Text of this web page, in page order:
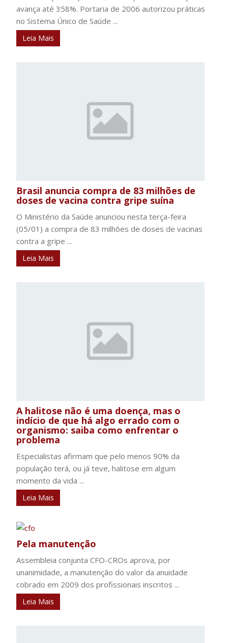
avança até 358%. Portaria de 2006 autorizou práticas
no Sistema Único de Saúde ...
Leia Mais
Brasil anuncia compra de 83 milhões de
doses de vacina contra gripe suína
O Ministério da Saúde anunciou nesta terça-feira
(05/01) a compra de 83 milhões de doses de vacinas
contra a gripe ...
Leia Mais
A halitose não é uma doença, mas o
indício de que há algo errado com o
organismo: saiba como enfrentar o
problema
Especialistas afirmam que pelo menos 90% da
população terá, ou já teve, halitose em algum
momento da vida ...
Leia Mais
Pela manutenção
Assembleia conjunta CFO-CROs aprova, por
unanimidade, a manutenção do valor da anuidade
cobrado em 2009 dos profissionais inscritos ...
Leia Mais